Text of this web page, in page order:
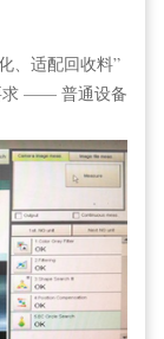
、适配回收料”
求 —— 普通设备